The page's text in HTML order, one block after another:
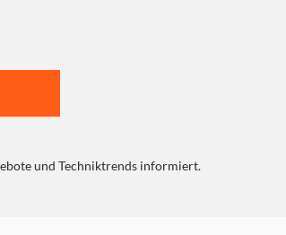
und Techniktrends informiert.